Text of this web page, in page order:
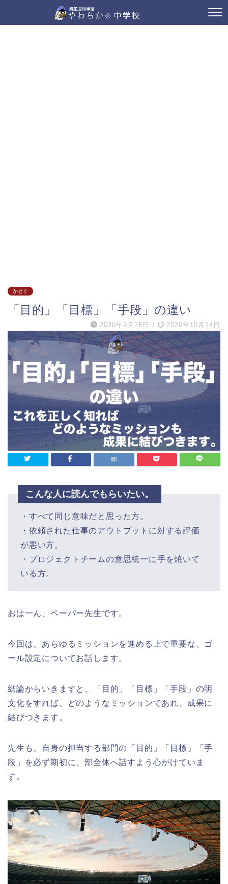
かせぐ
「目的」「目標」「手段」の違い
2020年9月25日 / 2020年10月14日
こんな人に読んでもらいたい。
・すべて同じ意味だと思った方。
・依頼された仕事のアウトプットに対する評価
が悪い方。
・プロジェクトチームの意思統一に手を焼いて
いる方。
おは一ん、ペーパー先生です。
今回は、あらゆるミッションを進める上で重要な、ゴ
ール設定についてお話します。
結論からいきますと、「目的」「目標」「手段」の明
文化をすれば、どのようなミッションであれ、成果に
結びつきます。
先生も、自身の担当する部門の「目的」「目標」「手
段」を必ず期初に、部全体へ話すよう心がけていま
す。